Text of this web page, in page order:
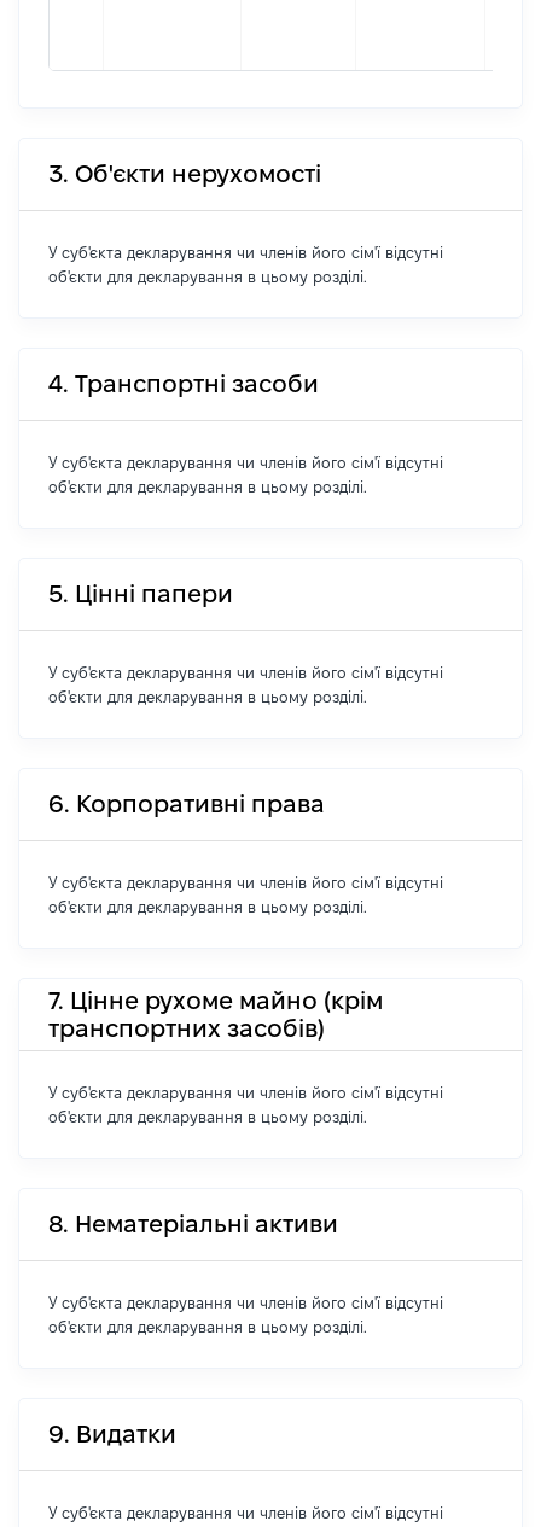
3. Об'єкти нерухомості
У суб'єкта декларування чи членів його сім'ї відсутні
об'єкти для декларування в цьому розділі.
4. Транспортні засоби
У суб'єкта декларування чи членів його сім'ї відсутні
об'єкти для декларування в цьому розділі.
5. Цінні папери
У суб'єкта декларування чи членів його сім'ї відсутні
об'єкти для декларування в цьому розділі.
6. Корпоративні права
У суб'єкта декларування чи членів його сім'ї відсутні
об'єкти для декларування в цьому розділі.
7. Цінне рухоме майно (крім
транспортних засобів)
У суб'єкта декларування чи членів його сім'ї відсутні
об'єкти для декларування в цьому розділі.
8. Нематеріальні активи
У суб'єкта декларування чи членів його сім'ї відсутні
об'єкти для декларування в цьому розділі.
9. Видатки
У суб'єкта декларування чи членів його сім'ї відсутні